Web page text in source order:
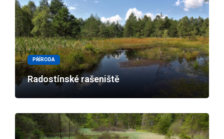
PŘÍRODA
Radostínské rašeniště